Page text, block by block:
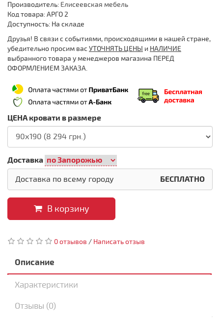
Производитель: Елисеевская мебель
Код товара: АРГО 2
Доступность: На складе
Друзья! В связи с событиями, происходящими в нашей стране,
убедительно просим васУТОЧНЯТЬ ЦЕНЫ и НАЛИЧИЕ
выбранного товара у менеджеров магазина ПЕРЕД
ОФОРМЛЕНИЕМ ЗАКАЗА.
ЦЕНА кровати в размере
Доставка
Доставка по всему городу
БЕСПЛАТНО
В корзину
0 отзывов / Написать отзыв
Описание
Характеристики
Отзывы (0)